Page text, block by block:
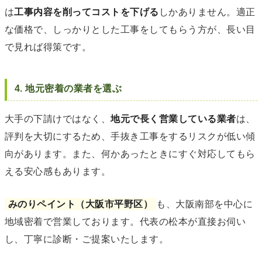
は工事内容を削ってコストを下げる しかありません。適正
な価格で、しっかりとした工事をしてもらう方が、長い目
で見れば得策です。
4. 地元密着の業者を選ぶ
大手の下請けではなく、地元で長く営業している業者は、
評判を大切にするため、手抜き工事をするリスクが低い傾
向があります。また、何かあったときにすぐ対応してもら
える安心感もあります。
みのりペイント（大阪市平野区）
も、大阪南部を中心に
地域密着で営業しております。代表の松本が直接お伺い
し、丁寧に診断・ご提案いたします。